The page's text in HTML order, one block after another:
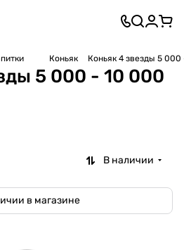
Коньяк Коньяк 4 звезды 5
5 000 - 10 000
В наличии
в магазине